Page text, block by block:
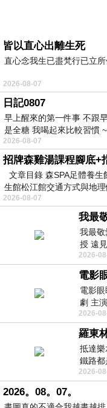
皆以直心出離生死
直心念我生已盡梵行已立
2026-08-07
日記0807
早上醒來的第一件事 不跟
是全糖 我喝起來比較習慣
2026-08-07
文章目錄 森SPA足體養
生館松江館交通方式與地
2026-08-07
我最
授 遠
老闆、
2026-
電影
電影
劇 主
眸
2026-
羅東
抵達樂
鐵路都
但因與
2026-
2026。08。07。